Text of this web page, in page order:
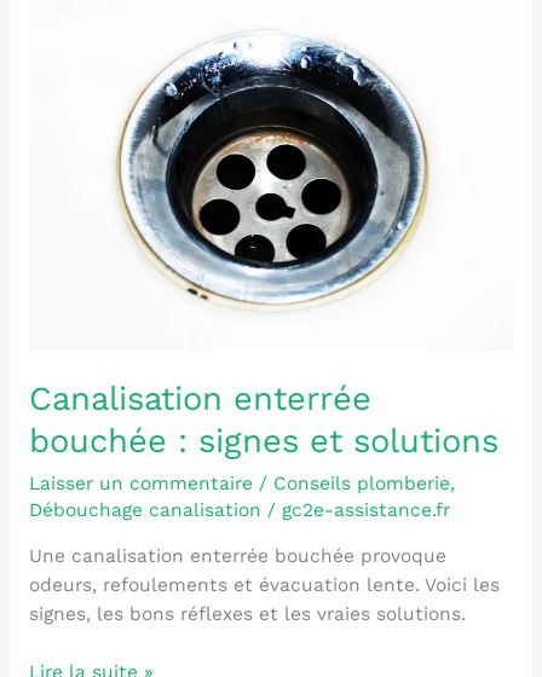
Canalisation enterrée
bouchée : signes et solutions
Laisser un commentaire / Conseils plomberie,
Débouchage canalisation / gc2e-assistance.fr
Une canalisation enterrée bouchée provoque
odeurs, refoulements et évacuation lente. Voici les
signes, les bons réflexes et les vraies solutions.
Lire la suite »